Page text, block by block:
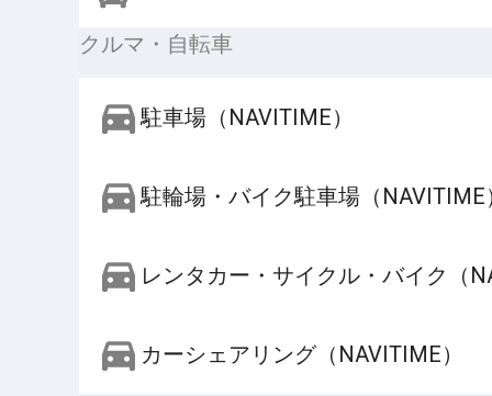
クルマ・自転車
駐車場（NAVITIME）
駐輪場・バイク駐車場（NAVITIME
レンタカー・サイクル・バイク（
カーシェアリング（NAVITIME）